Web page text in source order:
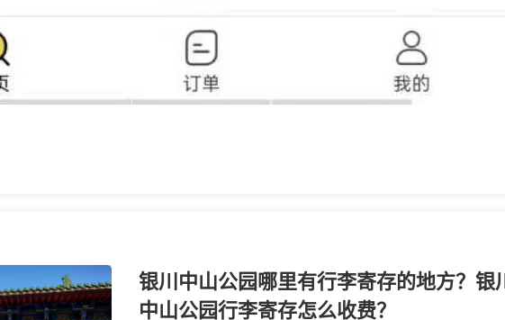
银川中山公园哪里有行李寄存的地方？银川
中山公园行李寄存怎么收费？